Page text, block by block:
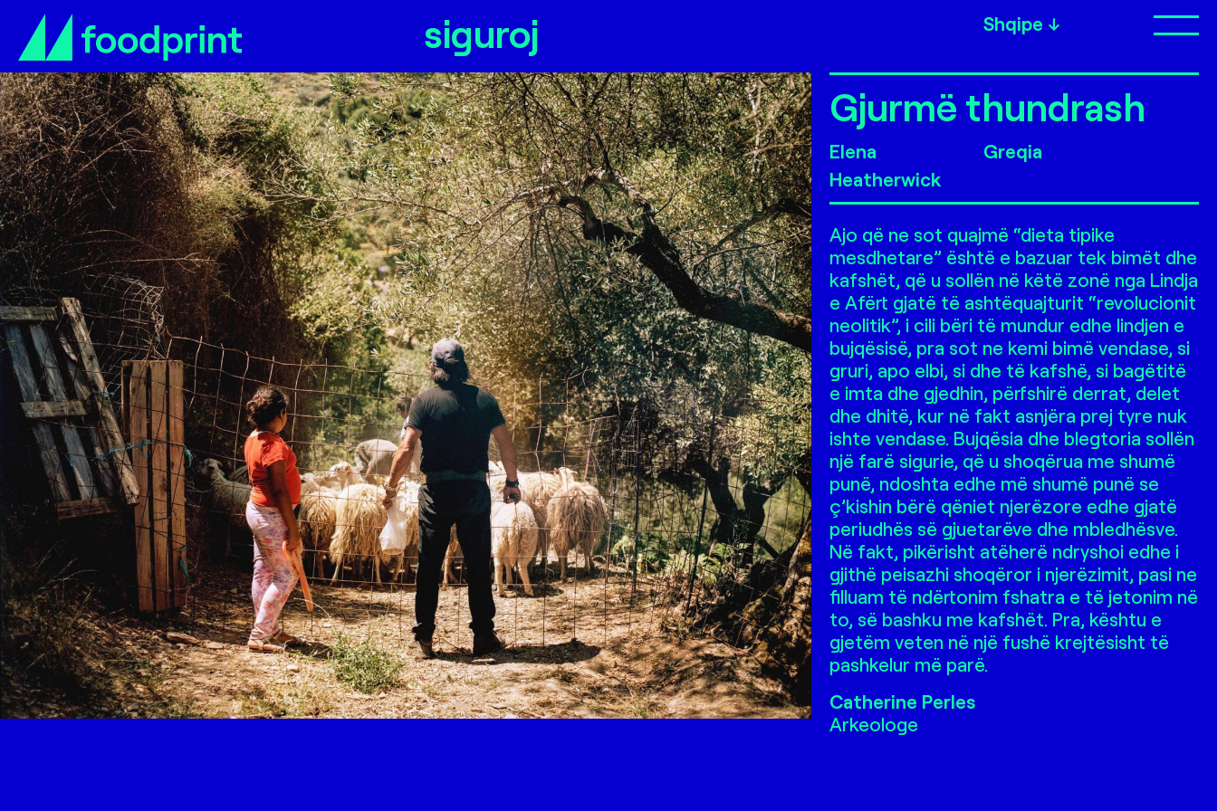
siguroj Shqipe
Gjurmë thundrash Gjurmë thundrash
Elena
Heatherwick
Greqia
Ajo që ne sot quajmë “dieta tipike
mesdhetare” është e bazuar tek bimët dhe
kafshët, që u sollën në këtë zonë nga Lindja
e Afërt gjatë të ashtëquajturit “revolucionit
neolitik”, i cili bëri të mundur edhe lindjen e
bujqësisë, pra sot ne kemi bimë vendase, si
gruri, apo elbi, si dhe të kafshë, si bagëtitë
e imta dhe gjedhin, përfshirë derrat, delet
dhe dhitë, kur në fakt asnjëra prej tyre nuk
ishte vendase. Bujqësia dhe blegtoria sollën
një farë sigurie, që u shoqërua me shumë
punë, ndoshta edhe më shumë punë se
ç’kishin bërë qëniet njerëzore edhe gjatë
periudhës së gjuetarëve dhe mbledhësve.
Në fakt, pikërisht atëherë ndryshoi edhe i
gjithë peisazhi shoqëror i njerëzimit, pasi ne
filluam të ndërtonim fshatra e të jetonim në
to, së bashku me kafshët. Pra, kështu e
gjetëm veten në një fushë krejtësisht të
pashkelur më parë.
Catherine Perles
Arkeologe